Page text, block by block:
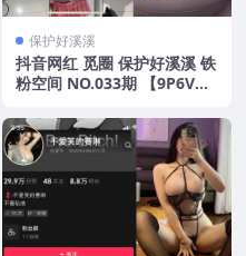
保护好溪溪
抖音网红 觅圈 保护好溪溪 铁
粉空间 NO.033期 【9P6V】